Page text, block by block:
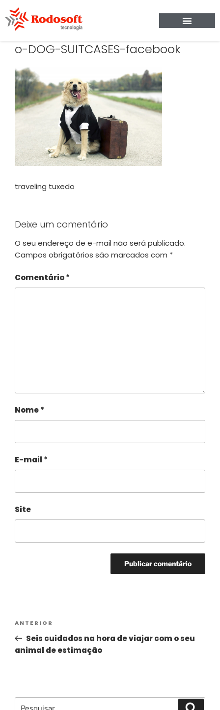
o-DOG-SUITCASES-facebook
traveling tuxedo
Deixe um comentário
O seu endereço de e-mail não será publicado.
Campos obrigatórios são marcados com *
Comentário*
Nome*
E-mail *
Site
ANTERIOR
Seis cuidados na hora de viajar com o seu
animal de estimação